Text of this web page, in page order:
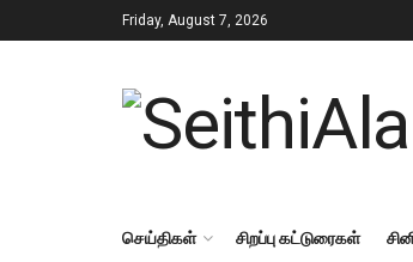
Friday, August 7, 2026
செய்திகள் சிறப்பு கட்டுரைகள்